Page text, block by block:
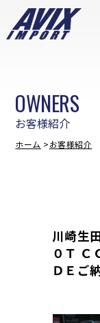
お客様紹介
OWNERS
ホーム お客様紹介
川崎生
０Ｔ Ｃ
ＤＥご